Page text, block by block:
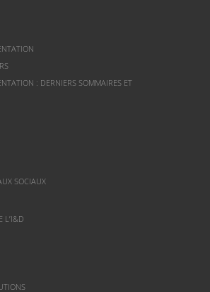
: DERNIERS SOMMAIRES ET
SOCIAUX
L’I&D